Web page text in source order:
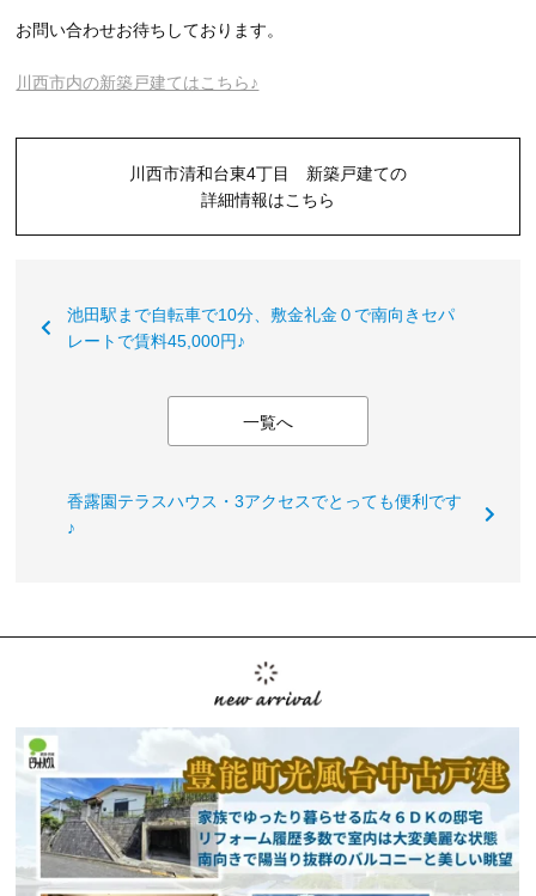
お問い合わせお待ちしております。
川西市内の新築戸建てはこちら♪
川西市清和台東4丁目 新築戸建ての
詳細情報はこちら
池田駅まで自転車で10分、敷金礼金０で南向きセパ
レートで賃料45,000円♪
一覧へ
香露園テラスハウス・3アクセスでとっても便利です
♪